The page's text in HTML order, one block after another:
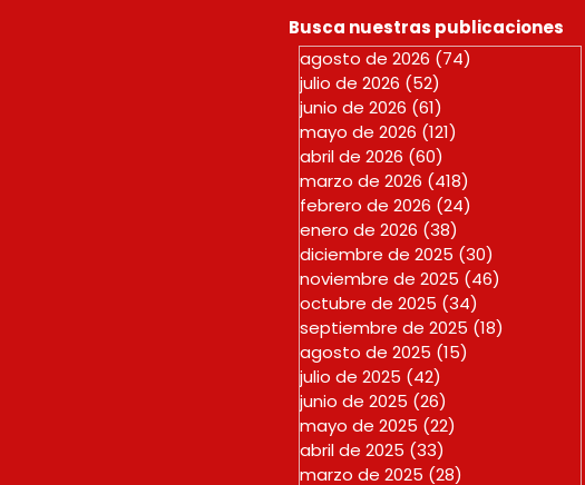
Busca nuestras publicaciones
agosto de 2026 (74)
julio de 2026 (52)
junio de 2026 (61)
mayo de 2026 (121)
abril de 2026 (60)
marzo de 2026 (418)
febrero de 2026 (24)
enero de 2026 (38)
diciembre de 2025 (30)
noviembre de 2025 (46)
octubre de 2025 (34)
septiembre de 2025 (18)
agosto de 2025 (15)
julio de 2025 (42)
junio de 2025 (26)
mayo de 2025 (22)
abril de 2025 (33)
marzo de 2025 (28)